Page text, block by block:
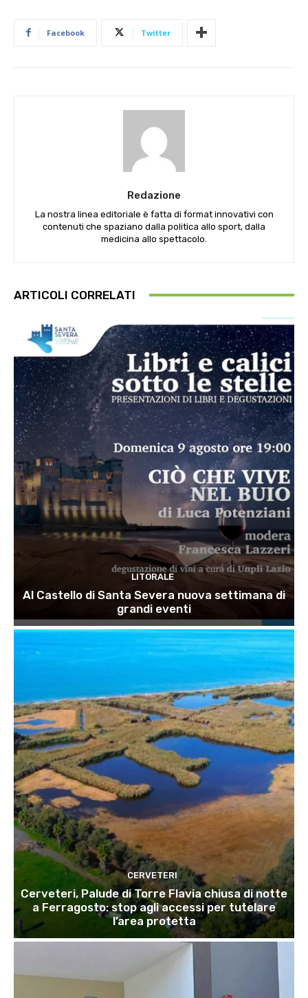
Facebook Twitter
Redazione
La nostra linea editoriale è fatta di format innovativi con
contenuti che spaziano dalla politica allo sport, dalla
medicina allo spettacolo.
ARTICOLI CORRELATI
LITORALE
Al Castello di Santa Severa nuova settimana di
grandi eventi
CERVETERI
Cerveteri, Palude di Torre Flavia chiusa di notte
a Ferragosto: stop agli accessi per tutelare
l’area protetta